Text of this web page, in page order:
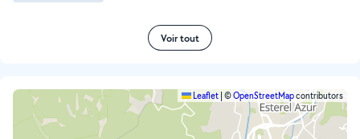
Voir tout
Leaflet ©OpenStreetMapcontributors